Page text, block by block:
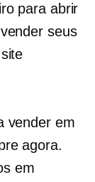
para abrir
seus
vender em
agora.
em